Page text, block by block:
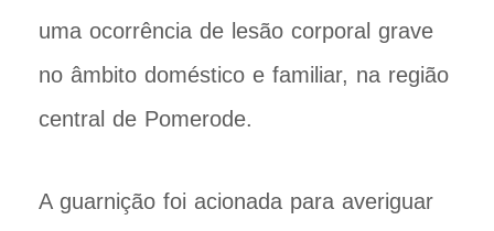
uma ocorrência de lesão corporal grave
no âmbito doméstico e familiar, na região
central de Pomerode.
A guarnição foi acionada para averiguar